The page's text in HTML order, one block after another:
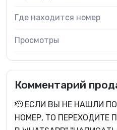
Где находится номер
Просмотры
Комментарий
🫡 ЕСЛИ ВЫ НЕ НАШЛИ
НОМЕР, ТО ПЕРЕХОДИТЕ